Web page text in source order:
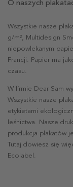
O naszych
Wszystkie nasze
g/m², Multidesign
niepowlekanym
Francji. Papier ma
czasu.
W firmie Dear Sam
Wszystkie nasze
etykietami
leśnictwa. Nasze
produkcja plakatów
Tutaj dowiesz się
Ecolabel.